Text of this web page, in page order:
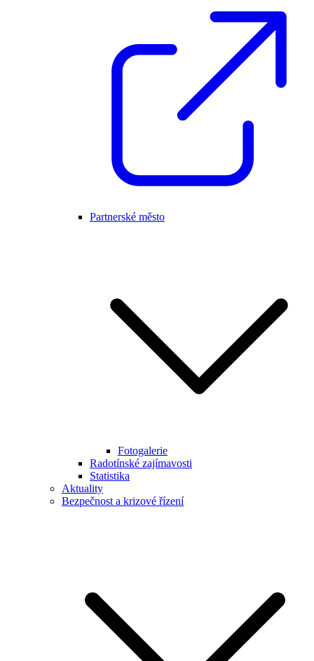
Partnerské město
Fotogalerie
Radotínské zajímavosti
Statistika
Aktuality
Bezpečnost a krizové řízení